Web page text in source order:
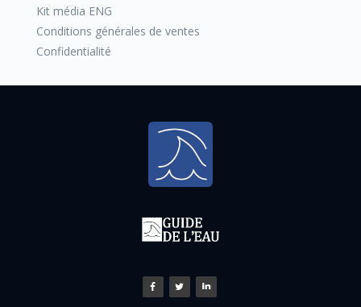
la pollution» explique Jérôme Pantel. Des sociétés comme
Envisol ,GPC Instrumentation Process (Gpc Ip)
créneau.
Avec sa technologie brevetée, Tellux est la seule entreprise à
caractériser la composition des sols à l'aide de l'intelligence
Antonin Van Exem, Président fondateur de Tellux.
Kit média ENG
Conditions générales de ventes
Confidentialité